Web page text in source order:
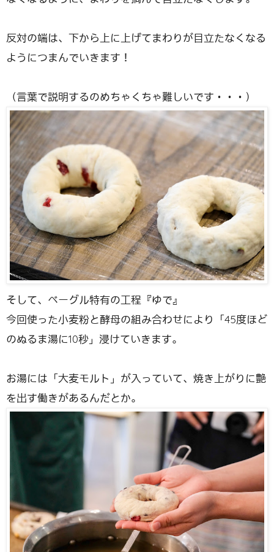
反対の端は、下から上に上げてまわりが目立たなくなる
ようにつまんでいきます！
（言葉で説明するのめちゃくちゃ難しいです・・・）
そして、ベーグル特有の工程『ゆで』
今回使った小麦粉と酵母の組み合わせにより「45度ほど
のぬるま湯に10秒」浸けていきます。
お湯には「大麦モルト」が入っていて、焼き上がりに艶
を出す働きがあるんだとか。